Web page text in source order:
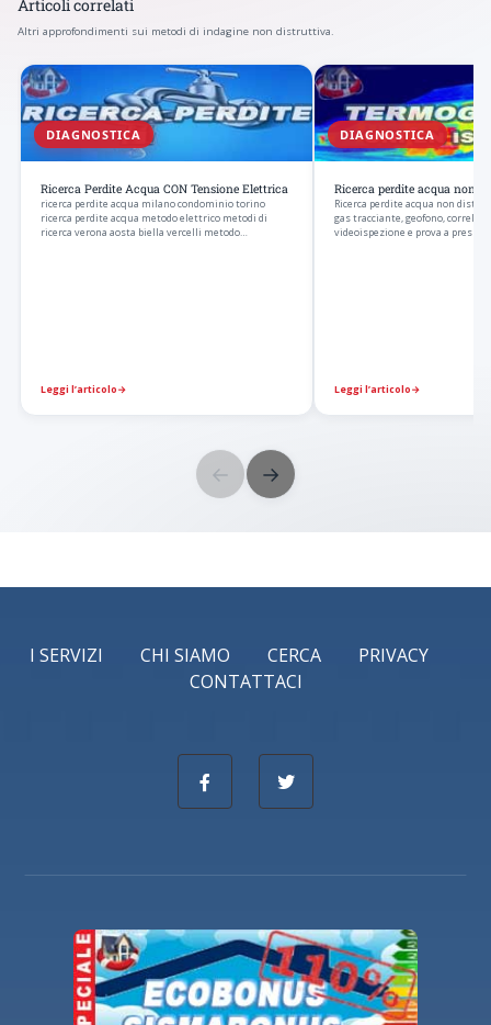
Articoli correlati
Altri approfondimenti sui metodi di indagine non distruttiva.
DIAGNOSTICA
Ricerca Perdite Acqua CON Tensione Elettrica
ricerca perdite acqua milano condominio torino
ricerca perdite acqua metodo elettrico metodi di
ricerca verona aosta biella vercelli metodo…
Leggi l’articolo→
DIAGNOSTICA
Ricerca perdite acqua non
Ricerca perdite acqua non
gas tracciante, geofono,
videoispezione e prova a
Leggi l’articolo→
← →
I SERVIZI CHI SIAMO CERCA
PRIVACY
CONTATTACI